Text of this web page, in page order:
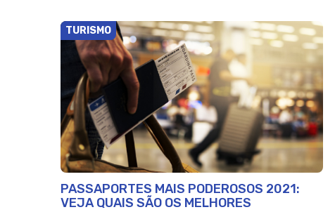
TURISMO
PASSAPORTES MAIS PODEROSOS 2021:
VEJA QUAIS SÃO OS MELHORES